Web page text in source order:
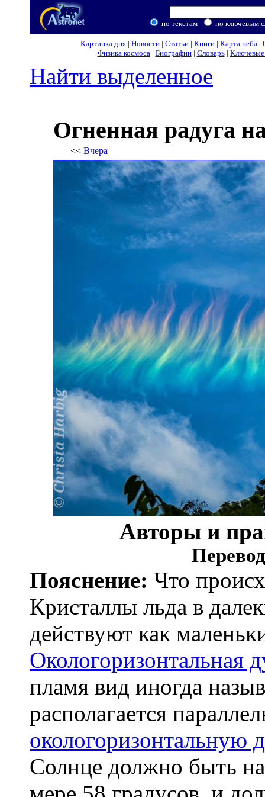
по текстам по ключевым
Картинка дня | Новости | Статьи | Книги | Карта неба |
Физика космоса| Биографии| Словарь| Ключевые
Найти выделенное
Огненная радуга
<< Вчера
Авторы и
Пояснение: Что
Кристаллы льда в
действуют как
Окологоризонтальная
пламя вид иногда
располагается
окологоризонтальную
Солнце должно быть